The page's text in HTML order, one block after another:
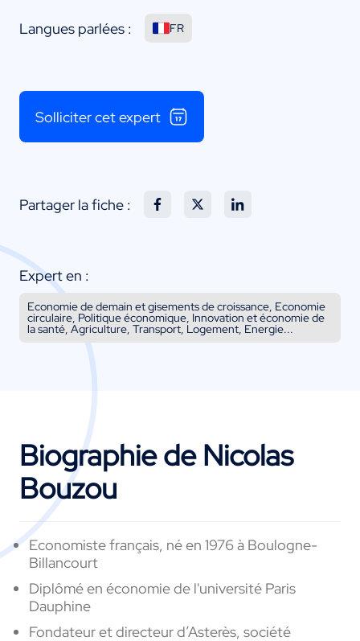
Langues parlées : FR
Solliciter cet expert
Partager la fiche :
Expert en :
Economie de demain et gisements de croissance, Economie
circulaire, Politique économique, Innovation et économie de
la santé, Agriculture, Transport, Logement, Energie...
Biographie de Nicolas
Bouzou
Economiste français, né en 1976 à Boulogne-
Billancourt
Diplômé en économie de l'université Paris
Dauphine
Fondateur et directeur d’Asterès, société